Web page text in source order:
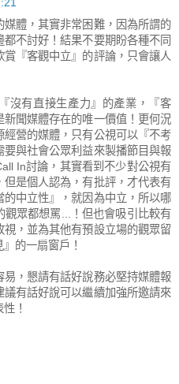
體，其實非常困難，因為所謂的
都不討好！結果不要期盼各種不同
『客觀中立』的評論，只會讓人
沒有直接生產力』的產業，『客
聞媒體存在的唯一價值！更何況
經營的媒體，只有公視可以『不考
要與社會公眾利益來製播節目與報
In討論，其實看到不少對公視有
是個人認為，有批評，才代表有
中立性』，就因為中立，所以哪
觀眾都想罵...！但也會吸引比較有
，並為其他有預設立場的觀眾留
的一扇窗戶！
易，懇請有話好說務必堅持媒體報
有話好說可以繼續加強所邀請來
！